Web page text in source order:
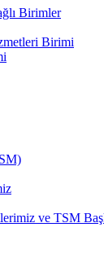
Birimler
Birimi
ve TSM